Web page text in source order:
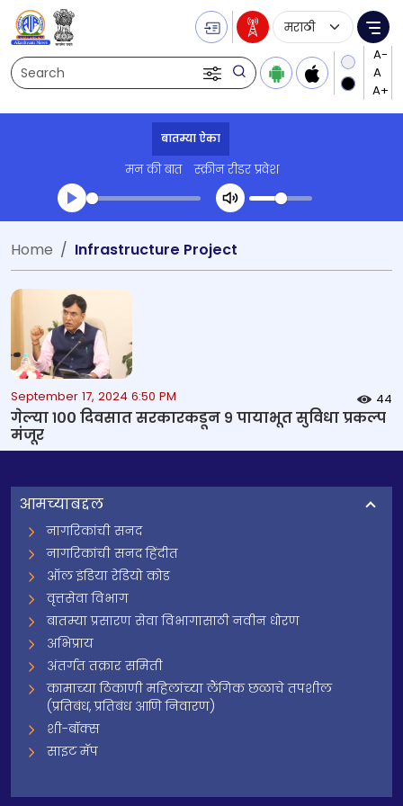
Search
Language
बातम्या ऐका
मन की बात स्क्रीन रीडर प्रवेश
Transcript summary
प्ले ऑडिओ
Home Infrastructure Project
September 17, 2024 6:50 PM 44
गेल्या १०० दिवसात सरकारकडून ९ पायाभूत सुविधा प्रकल्प
मंजूर
आमच्याबद्दल
नागरिकांची सनद
नागरिकांची सनद हिंदीत
ऑल इंडिया रेडियो कोड
वृत्तसेवा विभाग
बातम्या प्रसारण सेवा विभागासाठी नवीन धोरण
अभिप्राय
अंतर्गत तक्रार समिती
कामाच्या ठिकाणी महिलांच्या लैंगिक छळाचे तपशील
(प्रतिबंध, प्रतिबंध आणि निवारण)
शी-बॉक्स
साइट मॅप